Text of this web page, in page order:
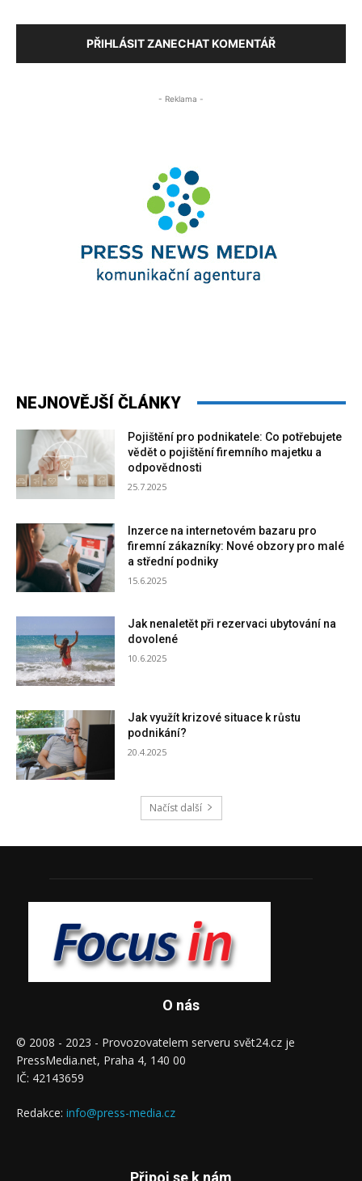
O nás
© 2008 - 2023 - Provozovatelem serveru svět24.cz je
PressMedia.net, Praha 4, 140 00
IČ: 42143659
Redakce: info@press-media.cz
Připoj se k nám